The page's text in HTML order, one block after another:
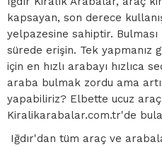
kapsayan, son derece
yelpazesine sahiptir.
sürede erişin. Tek yapmanız
için en hızlı arabayı hızlıca
araba bulmak zordu ama
yapabiliriz? Elbette ucuz
Kiralikarabalar.com.tr'de
Iğdır'dan tüm araç ve